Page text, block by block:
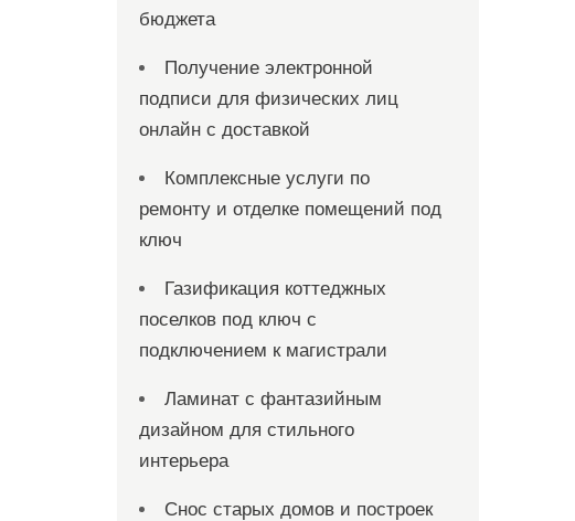
бюджета
Получение электронной
подписи для физических лиц
онлайн с доставкой
Комплексные услуги по
ремонту и отделке помещений под
ключ
Газификация коттеджных
поселков под ключ с
подключением к магистрали
Ламинат с фантазийным
дизайном для стильного
интерьера
Снос старых домов и построек